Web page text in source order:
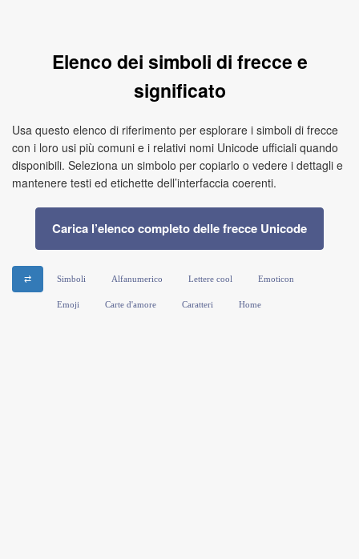
Elenco dei simboli di frecce e
significato
Usa questo elenco di riferimento per esplorare i simboli di frecce
con i loro usi più comuni e i relativi nomi Unicode ufficiali quando
disponibili. Seleziona un simbolo per copiarlo o vedere i dettagli e
mantenere testi ed etichette dell’interfaccia coerenti.
Carica l’elenco completo delle frecce Unicode
⇄ Simboli Alfanumerico Lettere cool Emoticon
Emoji Carte d'amore Caratteri Home